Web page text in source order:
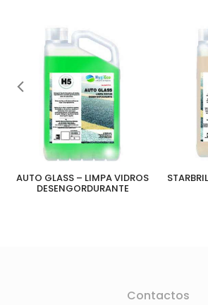
AUTO GLASS – LIMPA VIDROS
DESENGORDURANTE
Contactos